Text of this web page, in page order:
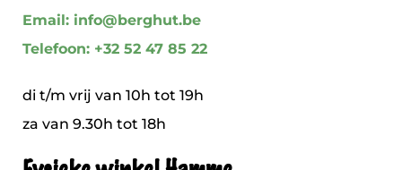
Email: info@berghut.be
Telefoon: +32 52 47 85 22
di t/m vrij van 10h tot 19h
za van 9.30h tot 18h